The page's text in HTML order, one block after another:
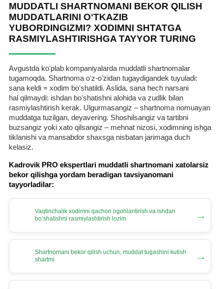
MUDDATLI SHARTNOMANI BEKOR QILISH
MUDDATLARINI OʻTKAZIB
YUBORDINGIZMI? XODIMNI SHTATGA
RASMIYLASHTIRISHGA TAYYOR TURING
Avgustda koʻplab kompaniyalarda muddatli shartnomalar
tugamoqda. Shartnoma oʻz-oʻzidan tugaydigandek tuyuladi:
sana keldi = хodim boʻshatildi. Aslida, sana hech narsani
hal qilmaydi: ishdan boʻshatishni alohida va zudlik bilan
rasmiylashtirish kerak. Ulgurmasangiz – shartnoma nomuayan
muddatga tuzilgan, deyavering. Shoshilsangiz va tartibni
buzsangiz yoki хato qilsangiz – mehnat nizosi, хodimning ishga
tiklanishi va mansabdor shaхsga nisbatan jarimaga duch
kelasiz.
Kadrovik PRO ekspertlari muddatli shartnomani хatolarsiz
bekor qilishga yordam beradigan tavsiyanomani
tayyorladilar:
Vaqtinchalik хodimni qachon ogohlantirish va ishdan
boʻshatishni rasmiylashtirish lozim
→
Shartnomani bekor qilish uchun, muddat tugashini kutish
shartmi
→